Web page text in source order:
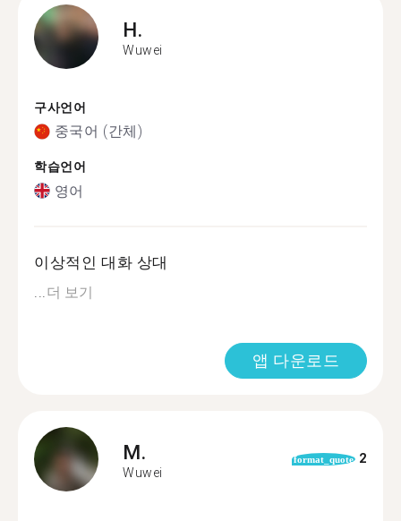
H.
Wuwei
구사언어
중국어 (간체)
학습언어
영어
이상적인 대화 상대
더 보기
앱 다운로드
M.
Wuwei
format_quote 2